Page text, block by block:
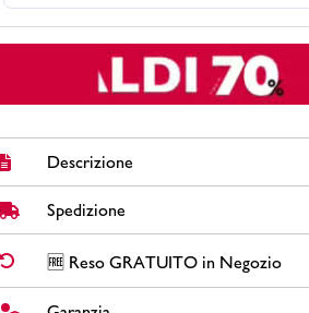
Descrizione
Spolverino beige da donna Swish Jeans effetto
scamosciato con chiusura con bottoni e
Brand: Swish Jeans
Colore: beige
Spedizione
✅ Spedizione Standard GRATUITA DA € 30➡️
5 giornilavorativi. Per ordini inferiori a € 30,00 la
un costo di € 6,00.
🆓 Reso GRATUITO in Negozio